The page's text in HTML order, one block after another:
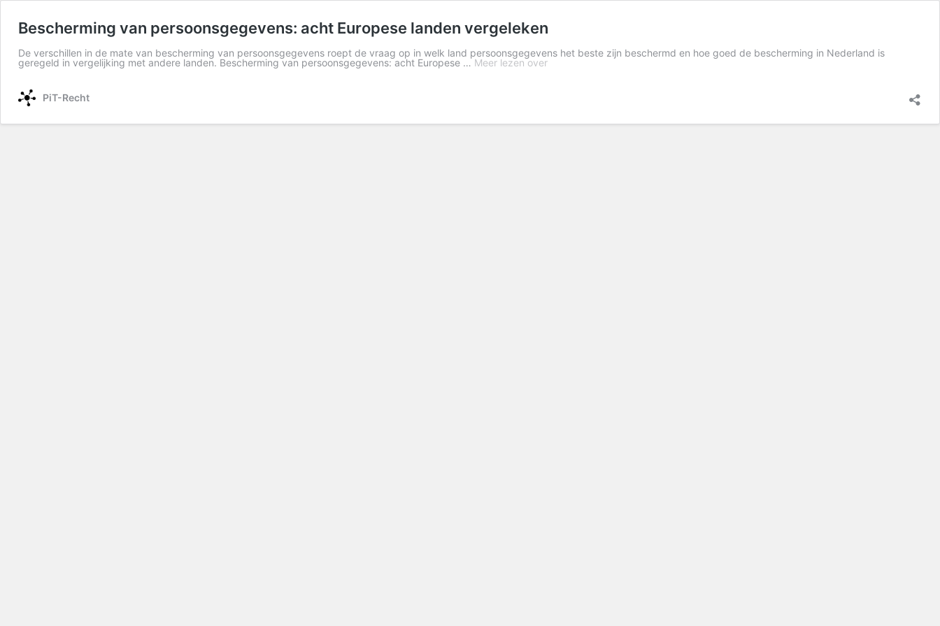
Bescherming van persoonsgegevens: acht Europese landen vergeleken
De verschillen in de mate van bescherming van persoonsgegevens roept de vraag op in welk land persoonsgegevens het beste zijn beschermd en hoe goed de bescherming in Nederland is
geregeld in vergelijking met andere landen. Bescherming van persoonsgegevens: acht Europese … Meer lezen over
PiT-Recht